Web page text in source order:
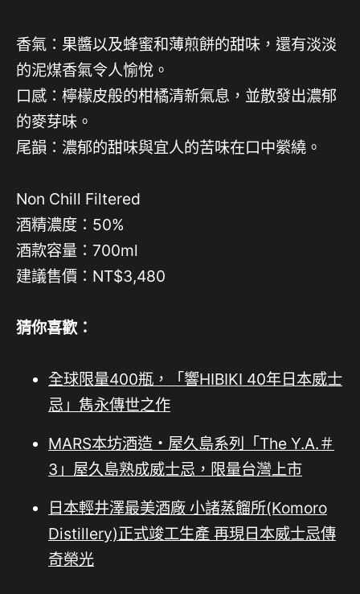
香氣：果醬以及蜂蜜和薄煎餅的甜味，還有淡淡
的泥煤香氣令人愉悅。
⼝感：檸檬皮般的柑橘清新氣息，並散發出濃郁
的麥芽味。
尾韻：濃郁的甜味與宜人的苦味在口中縈繞。
Non Chill Filtered
酒精濃度：50%
酒款容量：700ml
建議售價：NT$3,480
猜你喜歡：
全球限量400瓶，「響HIBIKI 40年日本威士
忌」雋永傳世之作
MARS本坊酒造・屋久島系列「The Y.A.＃
3」屋久島熟成威士忌，限量台灣上市
日本輕井澤最美酒廠 小諸蒸餾所(Komoro
Distillery)正式竣工生產 再現日本威士忌傳
奇榮光